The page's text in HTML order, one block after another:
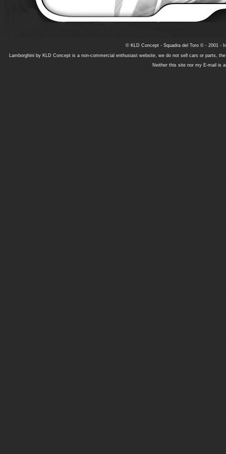
© KLD Concept - Squadra del Toro © - 2001 -
Lamborghini by KLD Concept is a non-commercial enthusiast website, we do not sell cars or parts,
Neither this site nor my E-mail is